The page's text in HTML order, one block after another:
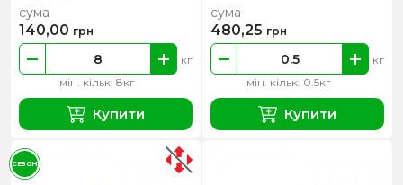
мін. кільк. 8кг
кг
сума
140,00 грн
Купити
мін. кільк. 0.5кг
кг
сума
480,25 грн
Купити
СЕЗОН